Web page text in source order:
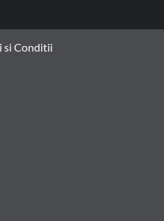
si Conditii